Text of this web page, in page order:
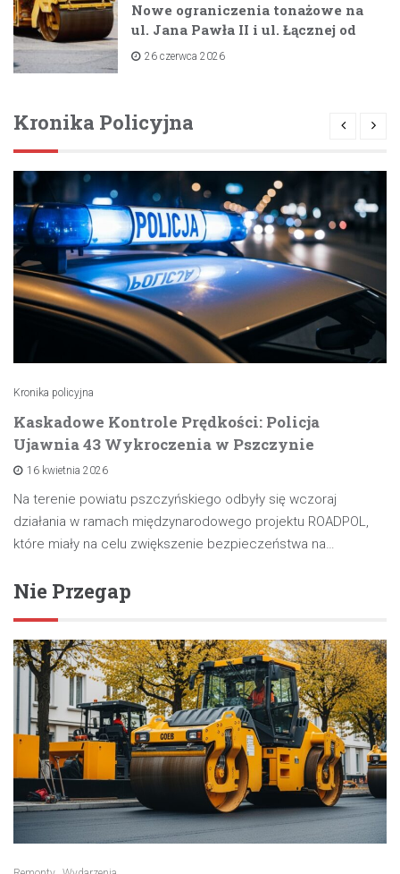
Nowe ograniczenia tonażowe na
ul. Jana Pawła II i ul. Łącznej od
lipca 2026 roku
26 czerwca 2026
Kronika Policyjna
Kronika policyjna
Kaskadowe Kontrole Prędkości: Policja
Ujawnia 43 Wykroczenia w Pszczynie
16 kwietnia 2026
Na terenie powiatu pszczyńskiego odbyły się wczoraj
działania w ramach międzynarodowego projektu ROADPOL,
które miały na celu zwiększenie bezpieczeństwa na…
Nie Przegap